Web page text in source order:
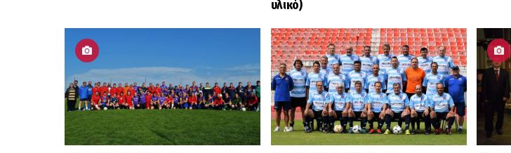
υλικό)